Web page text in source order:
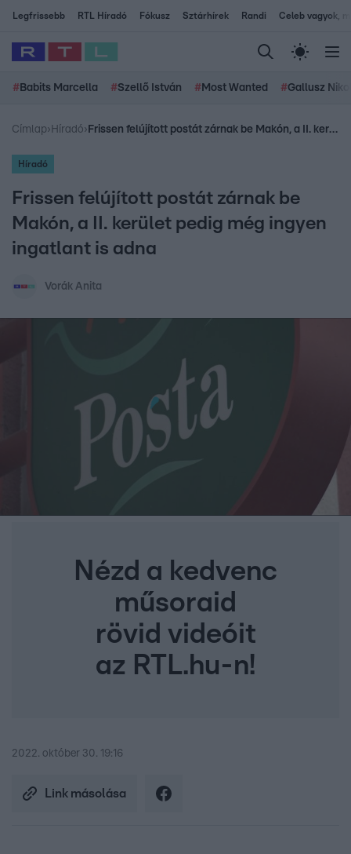
Legfrissebb RTL Híradó Fókusz Sztárhírek Randi Celeb vagyok,
# Babits Marcella #Szellő István # Most Wanted #Gallusz
Címlap› Híradó› Frissen felújított postát zárnak be Makón, a II. kerület pedig még ingyen ingatlant is adna
Híradó
Frissen felújított postát zárnak be
Makón, a II. kerület pedig még ingyen
ingatlant is adna
Vorák Anita
Nézd a kedvenc
műsoraid
rövid videóit
az RTL.hu-n!
2022. október 30. 19:16
Link másolása